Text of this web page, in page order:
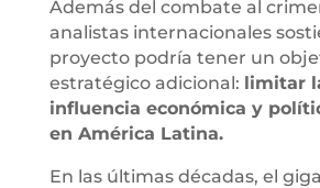
Además del combate al
analistas internacionales
proyecto podría tener un
estratégico adicional: limitar
influencia económica y
en América Latina.
En las últimas décadas, el